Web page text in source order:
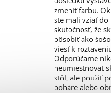
zmeniť farbu.
ste mali vziať do
skutočnosť, že
pôsobiť ako
viesť k
Odporúčame
neumiestňovať
stôl, ale použiť
poháre alebo